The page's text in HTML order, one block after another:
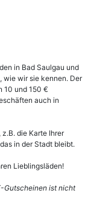
in Bad Saulgau und
wie wir sie kennen. Der
10 und 150 €
auch in
die Karte Ihrer
in der Stadt bleibt.
Lieblingsläden!
Gutscheinen ist nicht